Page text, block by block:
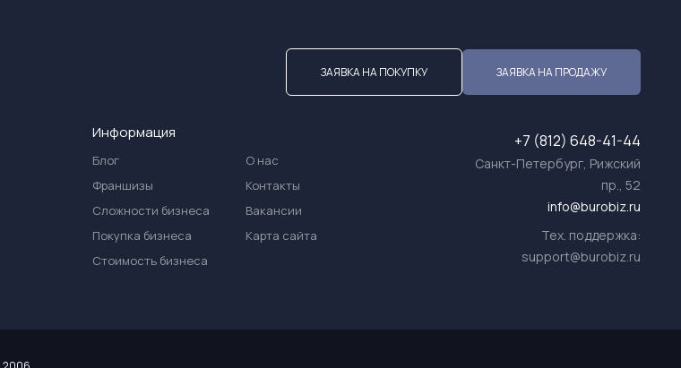
ЗАЯВКА НА ПОКУПКУ ЗАЯВКА НА ПРОДАЖУ
+7 (812) 648-41-44
Санкт-Петербург, Рижский
пр., 52
info@burobiz.ru
Тех. поддержка:
support@burobiz.ru
Информация
Блог
Франшизы
Сложности бизнеса
Покупка бизнеса
Стоимость бизнеса
О нас
Контакты
Вакансии
Карта сайта